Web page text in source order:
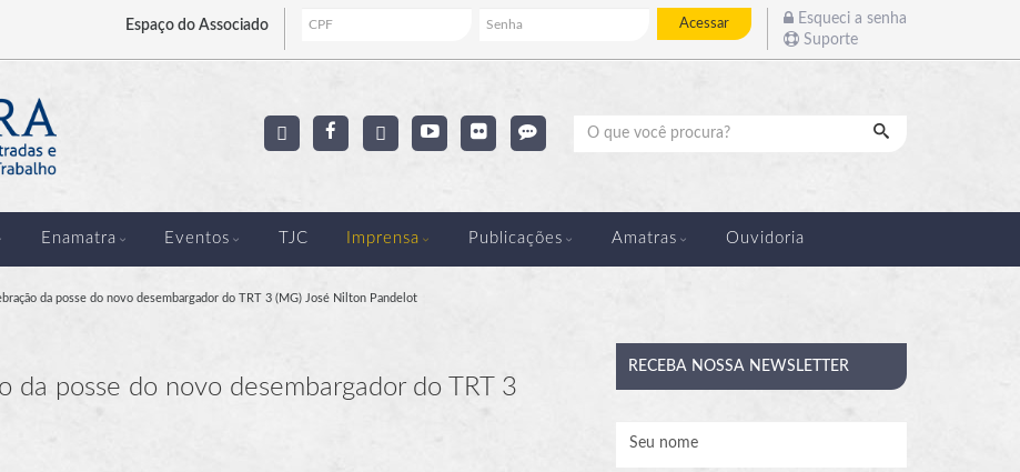
Espaço do Associado Acessar
Esqueci a senha
Suporte
Pesquisar
Enamatra Eventos TJC Imprensa Publicações Amatras Ouvidoria
da posse do novo desembargador do TRT 3 (MG) José Nilton Pandelot
da posse do novo desembargador do TRT 3
RECEBA NOSSA NEWSLETTER